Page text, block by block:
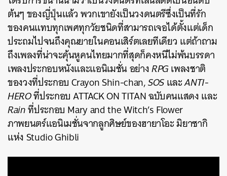
ต้นๆ ของญี่ปุ่นแล้ว พวกเขายังเป็นวงดนตรีซึ่งเป็นที่รัก
ของคนแทบทุกเพศทุกวัยชนิดที่สามารถเจอได้ตั้งแต่เด็ก
ประถมไปจนถึงคุณยายในคอนเสิร์ตเลยทีเดียว แต่ถ้าถาม
ถึงเพลงที่น่าจะคุ้นหูคนไทยมากที่สุดก็คงหนีไม่พ้นบรรดา
เพลงประกอบหนังและแอนิเมชั่น อย่างRPGเพลงชาติ
ของวงที่ประกอบ Crayon Shin-chan,SOSและANTI-
HEROที่ประกอบ ATTACK ON TITAN ฉบับคนแสดง และ
Rainที่ประกอบ Mary and the Witch’s Flower
ภาพยนตร์แอนิเมชั่นจากลูกศิษย์ของฮายาโอะ มิยาซากิ
แห่ง StudioGhibli